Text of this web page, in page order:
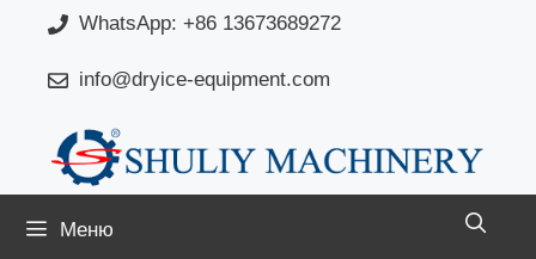
Перейти
содержимому
WhatsApp: +86 13673689272
info@dryice-equipment.com
Меню